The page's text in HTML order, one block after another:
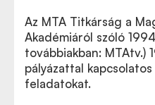
Az MTA Titkárság a
Akadémiáról szóló
továbbiakban: MTAtv.)
pályázattal
feladatokat.